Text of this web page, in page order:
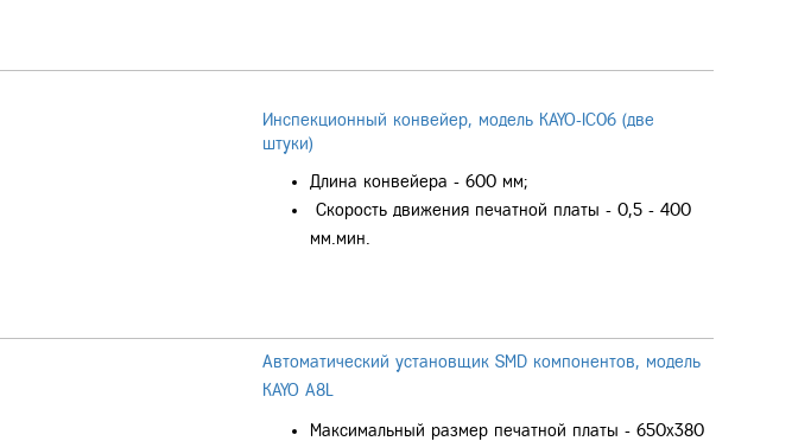
Инспекционный конвейер, модель KAYO-IC06 (две
штуки)
Длина конвейера - 600 мм;
Скорость движения печатной платы - 0,5 - 400
мм.мин.
Автоматический установщик SMD компонентов, модель
KAYO A8L
Максимальный размер печатной платы - 650х380